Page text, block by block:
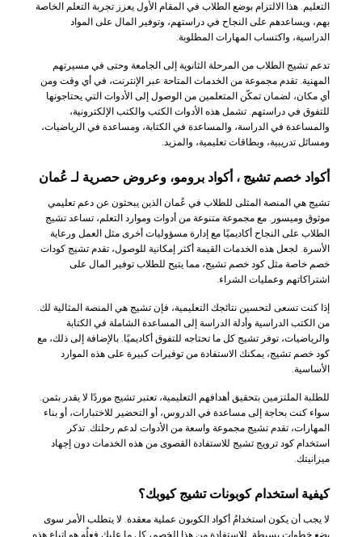
التعليم. هذا الالتزام بوضع الطلاب في المقام الأول يعزز تجربة التعلم الخاصة
بهم، ويساعدهم على النجاح في دراستهم، وتوفير المال على المواد
الدراسية، واكتساب المهارات المطلوبة.
تدعم تشيج الطلاب من المرحلة الثانوية إلى الجامعة وحتى في مسيرتهم
المهنية. تقدم مجموعة من الخدمات المتاحة عبر الإنترنت، في أي وقت ومن
أي مكان، لضمان تمكّن المتعلمين من الوصول إلى الأدوات التي يحتاجونها
للتفوق في دراستهم. تشمل هذه الأدوات الكتب والكتب الإلكترونية،
والمساعدة في الدراسة، والمساعدة في الكتابة، ومساعدة في الرياضيات،
ومسائل تدريبية، وبطاقات تعليمية، والمزيد.
أكواد خصمتشيج ، أكواد برومو، وعروض حصرية لـ عُمان
تشيج هي المنصة المثلى للطلاب في عُمان الذين يبحثون عن دعم تعليمي
موثوق وميسور. مع مجموعة متنوعة من أدوات وموارد التعلم، تساعد تشيج
الطلاب على النجاح أكاديميًا مع إدارة مسؤوليات أخرى مثل العمل ورعاية
الأسرة. لجعل هذه الخدمات القيمة أكثر إمكانية للوصول، تقدم تشيج كودات
خصم خاصة مثل كود خصم تشيج، مما يتيح للطلاب توفير المال على
اشتراكاتهم وعمليات الشراء.
إذا كنت تسعى لتحسين نتائجك التعليمية، فإن تشيج هي المنصة المثالية لك.
من الكتب الدراسية وأدلة الدراسة إلى المساعدة الشاملة في الكتابة
والرياضيات، توفر تشيج كل ما تحتاجه للتفوق أكاديميًا. بالإضافة إلى ذلك، مع
كود خصم تشيج، يمكنك الاستفادة من توفيرات كبيرة على هذه الموارد
الأساسية.
للطلبة الملتزمين بتحقيق أهدافهم التعليمية، تعتبر تشيج موردًا لا يقدر بثمن.
سواء كنت بحاجة إلى مساعدة في الدروس، أو التحضير للاختبارات، أو بناء
المهارات، تقدم تشيج مجموعة واسعة من الأدوات لدعم رحلتك. تذكر
استخدام كود ترويج تشيج للاستفادة القصوى من هذه الخدمات دون إجهاد
ميزانيتك.
كيفية استخدام كوبونات تشيج كيوبك؟
لا يجب أن يكون استخدامُ أكواد الكوبون عملية معقدة. لا يتطلب الأمر سوى
بضع خطوات بسيطة. للاستفادة من هذا الخصم، كل ما عليك فعلُه هو اتباع هذه